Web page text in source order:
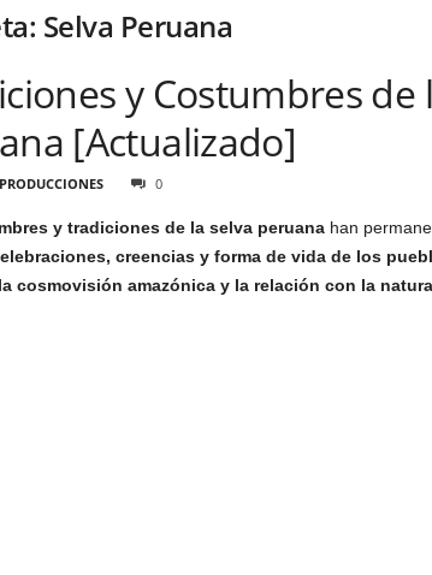
Selva Peruana
y Costumbres de
[Actualizado]
0
y tradiciones de la selva peruanahan
creencias y forma de vida de los
cosmovisión amazónica y la relación con la